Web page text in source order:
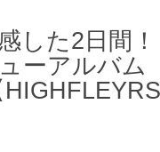
した2日間！
ーアルバム